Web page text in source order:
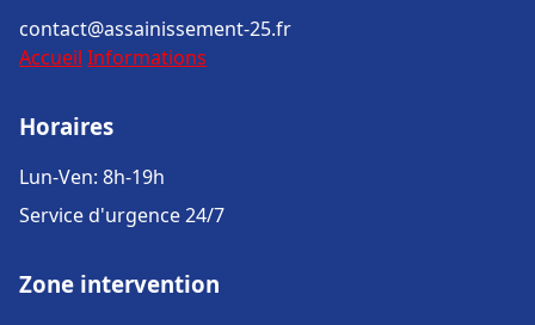
contact@assainissement-25.fr
Accueil Informations
Horaires
Lun-Ven: 8h-19h
Service d'urgence 24/7
Zone intervention